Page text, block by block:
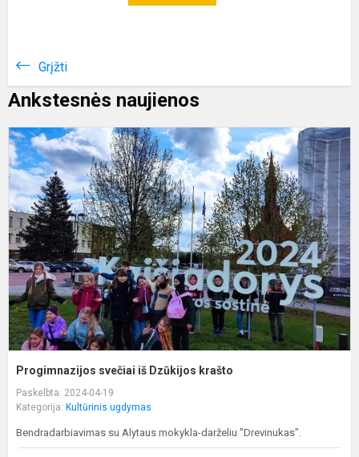
Grįžti
Ankstesnės naujienos
Progimnazijos svečiai iš Dzūkijos krašto
Paskelbta: 2024-04-19
Kategorija: Kultūrinis ugdymas
Bendradarbiavimas su Alytaus mokykla-darželiu "Drevinukas".